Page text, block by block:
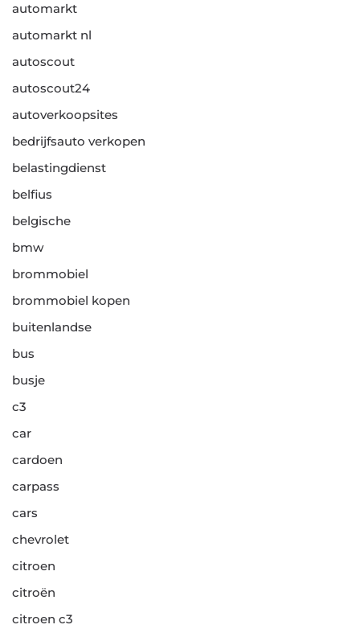
automarkt
automarkt nl
autoscout
autoscout24
autoverkoopsites
bedrijfsauto verkopen
belastingdienst
belfius
belgische
bmw
brommobiel
brommobiel kopen
buitenlandse
bus
busje
c3
car
cardoen
carpass
cars
chevrolet
citroen
citroën
citroen c3